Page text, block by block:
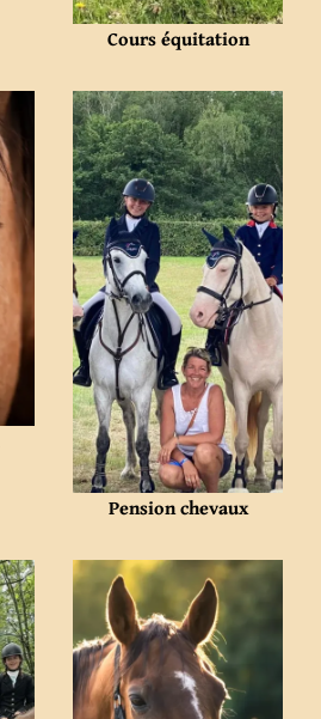
Cours équitation
Pension chevaux